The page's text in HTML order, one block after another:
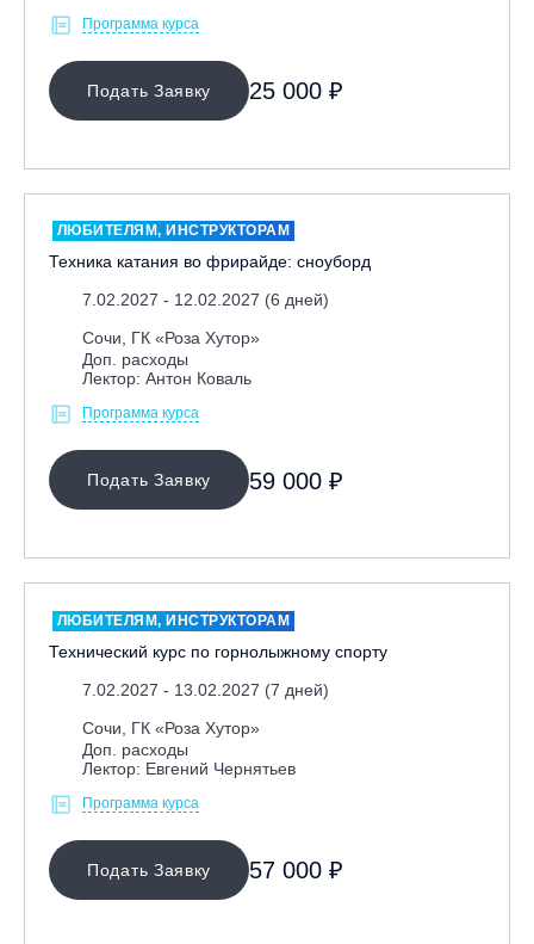
Программа курса
Подать Заявку 25 000 ₽
ЛЮБИТЕЛЯМ, ИНСТРУКТОРАМ
Техника катания во фрирайде: сноуборд
7.02.2027 - 12.02.2027 (6 дней)
Сочи, ГК «Роза Хутор»
Доп. расходы
Лектор: Антон Коваль
Программа курса
Подать Заявку 59 000 ₽
ЛЮБИТЕЛЯМ, ИНСТРУКТОРАМ
Технический курс по горнолыжному спорту
7.02.2027 - 13.02.2027 (7 дней)
Сочи, ГК «Роза Хутор»
Доп. расходы
Лектор: Евгений Чернятьев
Программа курса
Подать Заявку 57 000 ₽